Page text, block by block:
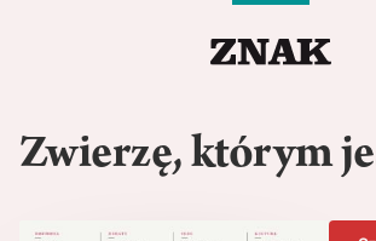
Zwierzę, którym